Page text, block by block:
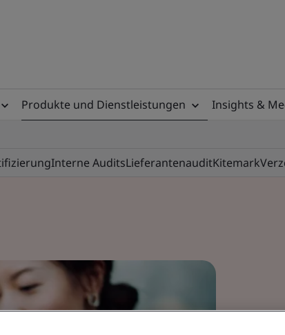
Produkte und Dienstleistungen Insights &
Interne AuditsLieferantenauditKitemark